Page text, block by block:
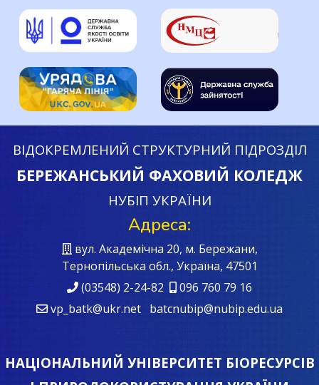
ВІДОКРЕМЛЕНИЙ СТРУКТУРНИЙ ПІДРОЗДІЛ
БЕРЕЖАНСЬКИЙ ФАХОВИЙ КОЛЕДЖ
НУБІП УКРАЇНИ
Адреса:
вул. Академічна 20, м. Бережани,
Тернопільська обл., Україна, 47501
(03548) 2-24-82
096 760 79 16
vp_batk@ukr.net batcnubip@nubip.edu.ua
НАЦІОНАЛЬНИЙ УНІВЕРСИТЕТ БІОРЕСУРСІВ